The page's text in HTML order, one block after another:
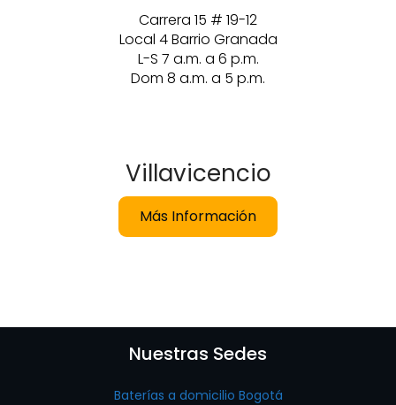
Carrera 15 # 19-12
Local 4 Barrio Granada
L-S 7 a.m. a 6 p.m.
Dom 8 a.m. a 5 p.m.
Villavicencio
Más Información
Nuestras Sedes
Baterías a domicilio Bogotá